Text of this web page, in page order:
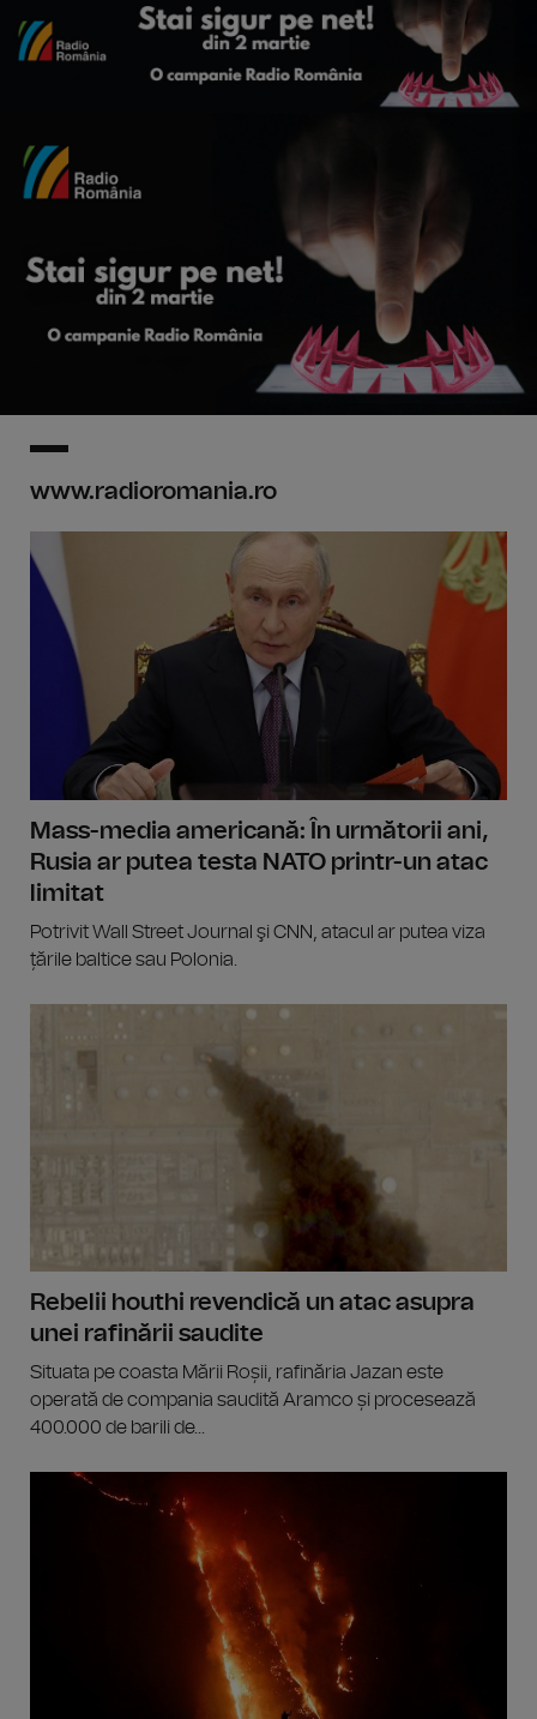
www.radioromania.ro
Mass-media americană: În următorii ani,
Rusia ar putea testa NATO printr-un atac
limitat
Potrivit Wall Street Journal şi CNN, atacul ar putea viza
țările baltice sau Polonia.
Rebelii houthi revendică un atac asupra
unei rafinării saudite
Situata pe coasta Mării Roșii, rafinăria Jazan este
operată de compania saudită Aramco și procesează
400.000 de barili de...